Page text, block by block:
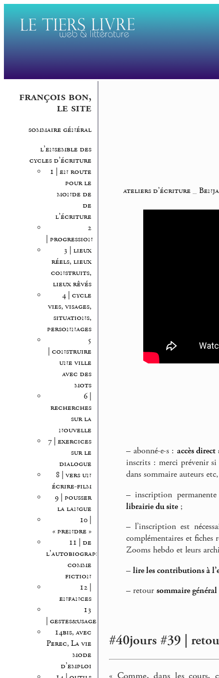
françois bon,
le site
sommaire général
l’ensemble des
cycles d’écriture
1 | en route
pour le
monde de
de
l’écriture
2
| progression
3 | lieux
réels, lieux
construits,
lieux rêvés
4 | cycle
vies, visages,
situations,
personnages
5
| construire
une ville
avec des
mots
6 |
recherches
sur la
nouvelle
7 | exercices
sur le
dialogue
8 | vers un
écrire-film
9 | pousser
la langue
10 |
« prendre »
11 | de
l’autobiographie
comme
fiction
12 |
enfances
13
| gestes&usages
14bis, avec
Perec, La vie
mode
d’emploi
ateliers d’écriture_
– abonné·e·s : accès
inscrits : merci prévenir si
dans sommaire auteurs
– inscription
librairie du site ;
– l’inscription est
complémentaires et fiches
Zooms hebdo et leurs
– lire les contributions à
– retour sommaire général
#40jours #39 |